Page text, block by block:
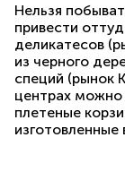
Нельзя
привести
деликатесов
из черного
специй (рынок
центрах
плетеные
изготовленные